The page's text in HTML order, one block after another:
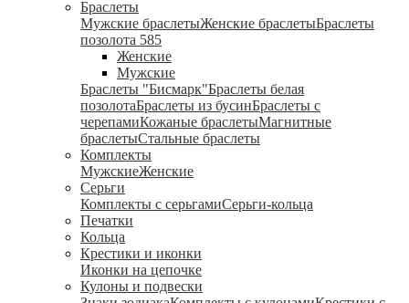
Браслеты
Мужские браслетыЖенские браслетыБраслеты
позолота 585
Женские
Мужские
Браслеты "Бисмарк"Браслеты белая
позолотаБраслеты из бусинБраслеты с
черепамиКожаные браслетыМагнитные
браслетыСтальные браслеты
Комплекты
МужскиеЖенские
Серьги
Комплекты с серьгамиСерьги-кольца
Печатки
Кольца
Крестики и иконки
Иконки на цепочке
Кулоны и подвески